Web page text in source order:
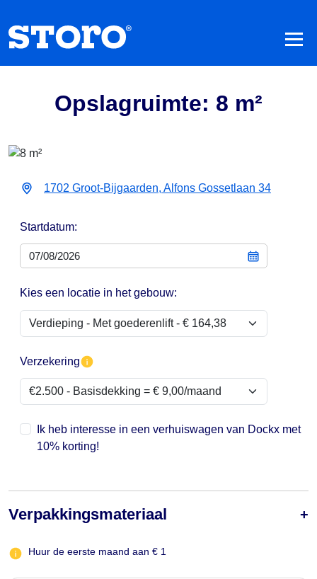
Opslagruimte: 8 m²
1702 Groot-Bijgaarden, Alfons Gossetlaan 34
Startdatum:
Kies een locatie in het gebouw:
Verzekering
Ik heb interesse in een verhuiswagen van Dockx met
10% korting!
Verpakkingsmateriaal
Huur de eerste maand aan € 1